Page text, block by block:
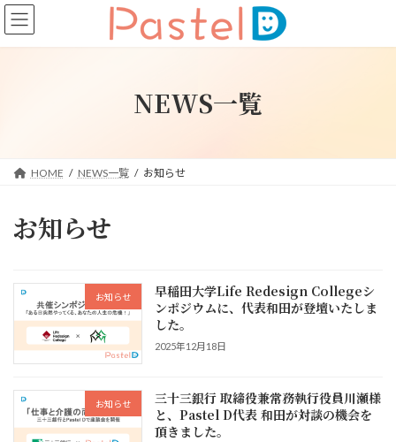
コ
ン
テ
ナ
ビ
ゲ
NEWS一覧
HOME NEWS一覧 お知らせ
お知らせ
お知らせ
早稲田大学Life Redesign Collegeシ
ンポジウムに、代表和田が登壇いたしま
した。
2025年12月18日
お知らせ
三十三銀行 取締役兼常務執行役員川瀬様
と、Pastel D代表 和田が対談の機会を
頂きました。